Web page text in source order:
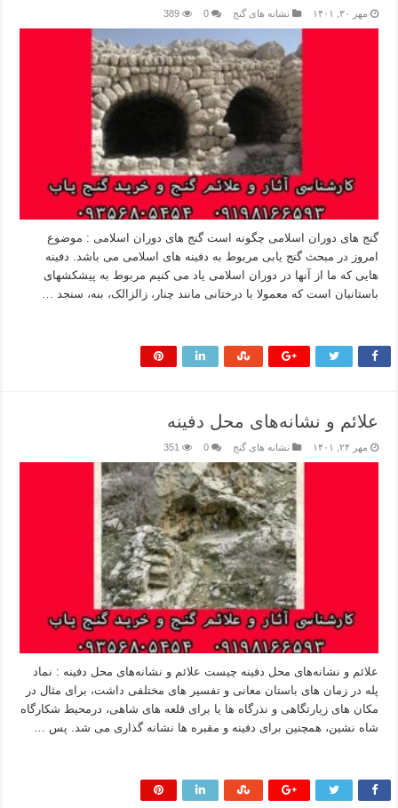
مهر ۳۰, ۱۴۰۱ نشانه های گنج 0
389
گنج های دوران اسلامی چگونه است گنج های دوران اسلامی : موضوع
امروز در مبحث گنج یابی مربوط به دفینه های اسلامی می باشد. دفینه
هایی که ما از آنها در دوران اسلامی یاد می کنیم مربوط به پیشکشهای
باستانیان است که معمولا با درختانی مانند چنار، زالزالک، بنه، سنجد …
علائم و نشانه‌های محل دفینه
مهر ۲۴, ۱۴۰۱ نشانه های گنج 0
351
علائم و نشانه‌های محل دفینه چیست علائم و نشانه‌های محل دفینه : نماد
پله در زمان های باستان معانی و تفسیر های مختلفی داشت، برای مثال در
مکان های زیارتگاهی و نذرگاه ها یا برای قلعه های شاهی، درمحیط شکارگاه
شاه نشین، همچنین برای دفینه و مقبره ها نشانه گذاری می شد. پس …